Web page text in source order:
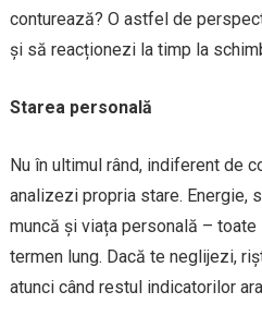
conturează? O astfel de
și să reacționezi la timp la
Starea personală
Nu în ultimul rând, indiferent de
analizezi propria stare. Energie,
muncă și viața personală –
termen lung. Dacă te neglijezi,
atunci când restul indicatorilor